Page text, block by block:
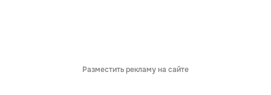
Разместить рекламу на сайте